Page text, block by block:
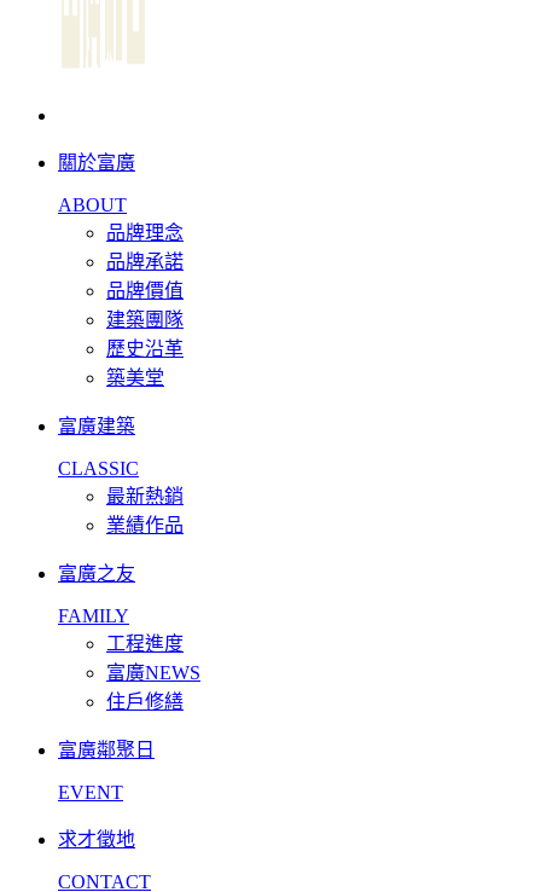
關於富廣
ABOUT
品牌理念
品牌承諾
品牌價值
建築團隊
歷史沿革
築美堂
富廣建築
CLASSIC
最新熱銷
業績作品
富廣之友
FAMILY
工程進度
富廣NEWS
住戶修繕
富廣鄰聚日
EVENT
求才徵地
CONTACT